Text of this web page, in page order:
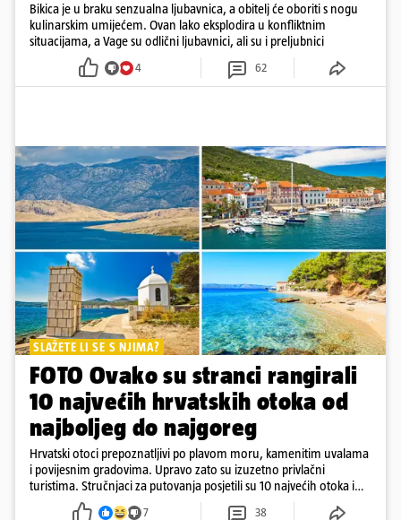
Bikica je u braku senzualna ljubavnica, a obitelj će oboriti s nogu
kulinarskim umijećem. Ovan lako eksplodira u konfliktnim
situacijama, a Vage su odlični ljubavnici, ali su i preljubnici
4 62
SLAŽETE LI SE S NJIMA?
FOTO Ovako su stranci rangirali
10 najvećih hrvatskih otoka od
najboljeg do najgoreg
Hrvatski otoci prepoznatljivi po plavom moru, kamenitim uvalama
i povijesnim gradovima. Upravo zato su izuzetno privlačni
turistima. Stručnjaci za putovanja posjetili su 10 najvećih otoka i
rangirali ih
7 38